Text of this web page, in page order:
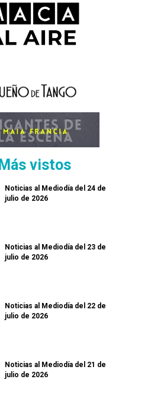
Más vistos
Noticias al Mediodía del 24 de
julio de 2026
Noticias al Mediodía del 23 de
julio de 2026
Noticias al Mediodía del 22 de
julio de 2026
Noticias al Mediodía del 21 de
julio de 2026